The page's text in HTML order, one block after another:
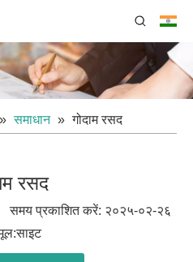
» समाधान » गोदाम रसद
रसद
प्रकाशित करें: २०२५-०२-२६
साइट